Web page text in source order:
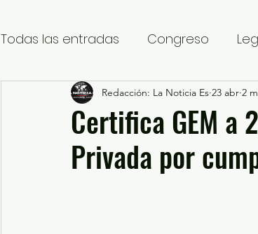
Todas las entradas Congreso
Nacional Estatal
Educación y Cultura Seguridad y
Certifica GEM a
Privada por
Redacción: La Noticia Es 23 abr 2